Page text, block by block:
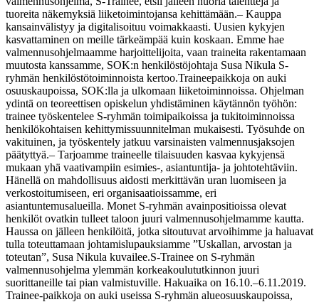
tuoreita näkemyksiä liiketoimintojansa kehittämään.– Kauppa
kansainvälistyy ja digitalisoituu voimakkaasti. Uusien kykyjen
kasvattaminen on meille tärkeämpää kuin koskaan. Emme hae
valmennusohjelmaamme harjoittelijoita, vaan traineita rakentamaan
muutosta kanssamme, SOK:n henkilöstöjohtaja Susa Nikula S-
ryhmän henkilöstötoiminnoista kertoo.Traineepaikkoja on auki
osuuskaupoissa, SOK:lla ja ulkomaan liiketoiminnoissa. Ohjelman
ydintä on teoreettisen opiskelun yhdistäminen käytännön työhön:
trainee työskentelee S-ryhmän toimipaikoissa ja tukitoiminnoissa
henkilökohtaisen kehittymissuunnitelman mukaisesti. Työsuhde on
vakituinen, ja työskentely jatkuu varsinaisten valmennusjaksojen
päätyttyä.– Tarjoamme traineelle tilaisuuden kasvaa kykyjensä
mukaan yhä vaativampiin esimies-, asiantuntija- ja johtotehtäviin.
Hänellä on mahdollisuus aidosti merkittävän uran luomiseen ja
verkostoitumiseen, eri organisaatioissamme, eri
asiantuntemusalueilla. Monet S-ryhmän avainpositioissa olevat
henkilöt ovatkin tulleet taloon juuri valmennusohjelmamme kautta.
Haussa on jälleen henkilöitä, jotka sitoutuvat arvoihimme ja haluavat
tulla toteuttamaan johtamislupauksiamme ”Uskallan, arvostan ja
toteutan”, Susa Nikula kuvailee.S-Trainee on S-ryhmän
valmennusohjelma ylemmän korkeakoulututkinnon juuri
suorittaneille tai pian valmistuville. Hakuaika on 16.10.–6.11.2019.
Trainee-paikkoja on auki useissa S-ryhmän alueosuuskaupoissa,